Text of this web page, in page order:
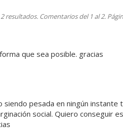
2 resultados. Comentarios del 1 al 2.
que sea posible. gracias
pesada en ningún instante
social. Quiero conseguir